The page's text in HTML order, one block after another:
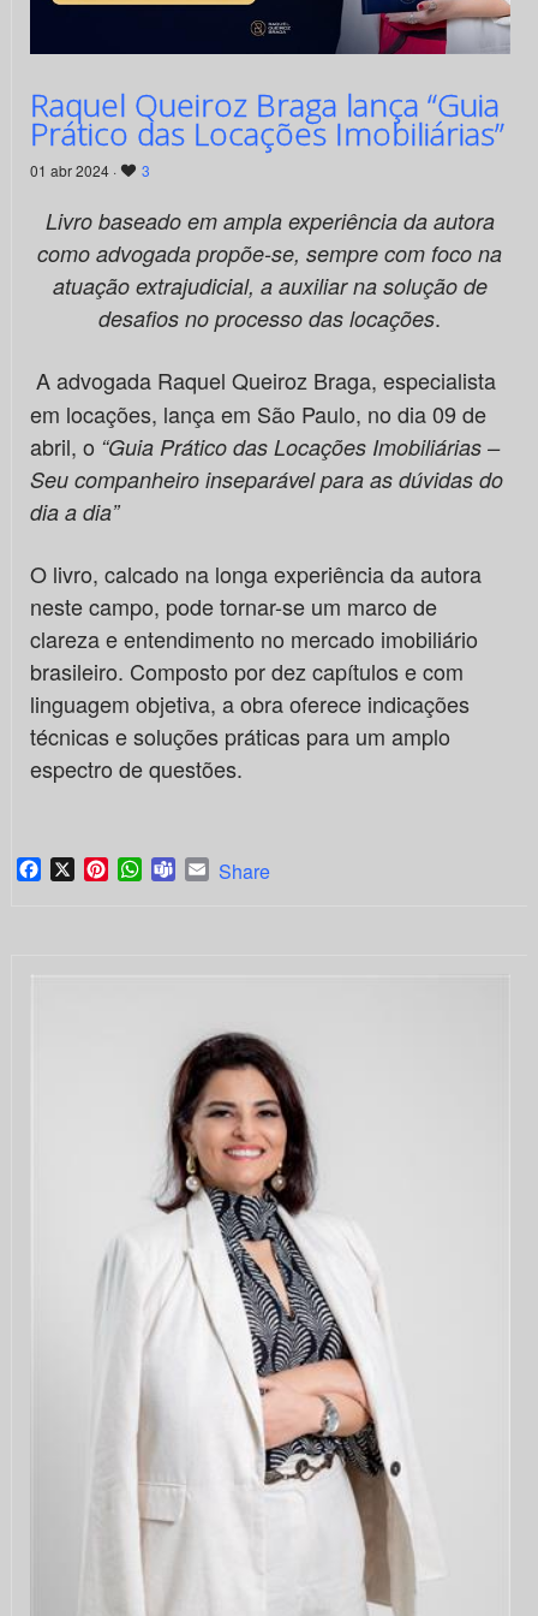
Raquel Queiroz Braga lança “Guia
Prático das Locações Imobiliárias”
01 abr 2024 · 3
Livro baseado em ampla experiência da autora
como advogada propõe-se, sempre com foco na
atuação extrajudicial, a auxiliar na solução de
desafios no processo das locações.
A advogada Raquel Queiroz Braga, especialista
em locações, lança em São Paulo, no dia 09 de
abril, o “Guia Prático das Locações Imobiliárias –
Seu companheiro inseparável para as dúvidas do
dia a dia”
O livro, calcado na longa experiência da autora
neste campo, pode tornar-se um marco de
clareza e entendimento no mercado imobiliário
brasileiro. Composto por dez capítulos e com
linguagem objetiva, a obra oferece indicações
técnicas e soluções práticas para um amplo
espectro de questões.
Facebook
X PinterestWhatsApp
TeamsEmail
Share